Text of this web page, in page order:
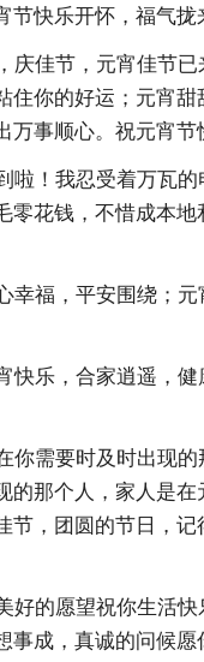
节快乐开怀，福气拢
庆佳节，元宵佳节
住你的好运；元宵甜
万事顺心。祝元宵节
啦！我忍受着万瓦
零花钱，不惜成本地
幸福，平安围绕；
快乐，合家逍遥，
你需要时及时出现
的那个人，家人是
节，团圆的节日，
好的愿望祝你生活
事成，真诚的问候